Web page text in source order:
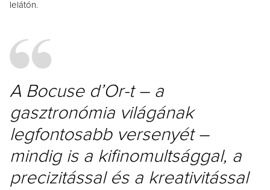
lelátón.
A Bocuse d’Or-t – a
gasztronómia világának
legfontosabb versenyét –
mindig is a kifinomultsággal, a
precizitással és a kreativitással